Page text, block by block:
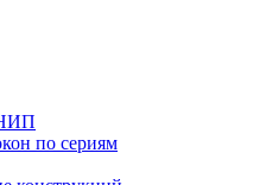
по сериям